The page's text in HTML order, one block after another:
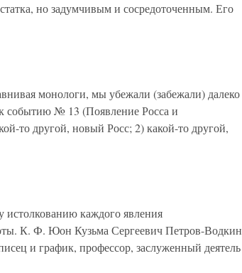
но задумчивым и сосредоточенным. Его
монологи, мы убежали (забежали) далеко
событию № 13 (Появление Росса и
то другой, новый Росс; 2) какой-то другой,
каждого явления
К. Ф. Юон Кузьма Сергеевич Петров-Водкин
и график, профессор, заслуженный деятель